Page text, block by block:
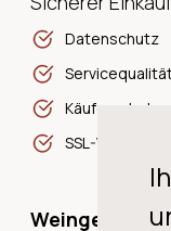
Datenschutz
Käuferschutz
SSL-